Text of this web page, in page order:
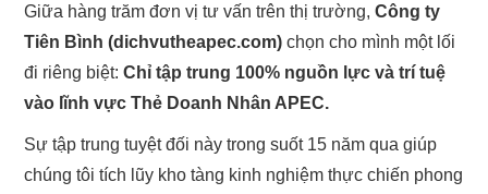
Giữa hàng trăm đơn vị tư vấn trên thị trường,Công ty
Tiên Bình (dichvutheapec.com) chọn cho mình một lối
đi riêng biệt:Chỉ tập trung 100% nguồn lực và trí tuệ
vào lĩnh vực Thẻ Doanh Nhân APEC.
Sự tập trung tuyệt đối này trong suốt 15 năm qua giúp
chúng tôi tích lũy kho tàng kinh nghiệm thực chiến phong